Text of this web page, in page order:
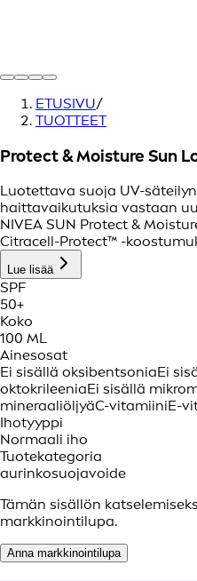
ETUSIVU/
TUOTTEET
Protect & Moisture Sun
Luotettava suoja UV-
haittavaikutuksia vastaan
NIVEA SUN Protect &
Citracell-Protect™ -
Lue lisää
SPF
50+
Koko
100 ML
Ainesosat
Ei sisällä oksibentsoniaEi
oktokrileeniaEi sisällä
mineraaliöljyäC-vitamiiniE-
Ihotyyppi
Normaali iho
Tuotekategoria
aurinkosuojavoide
Tämän sisällön
markkinointilupa.
Anna markkinointilupa